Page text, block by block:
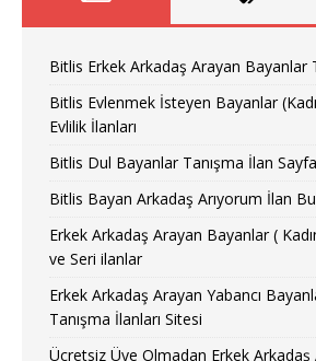
Bitlis Erkek Arkadaş Arayan Bayanlar
Bitlis Evlenmek İsteyen Bayanlar
Evlilik İlanları
Bitlis Dul Bayanlar Tanışma İlan
Bitlis Bayan Arkadaş Arıyorum İlan
Erkek Arkadaş Arayan Bayanlar (
ve Seri ilanlar
Erkek Arkadaş Arayan Yabancı
Tanışma İlanları Sitesi
Ücretsiz Üye Olmadan Erkek